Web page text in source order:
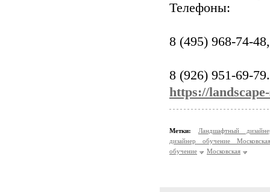
Телефоны:
8 (495) 968-74-48,
8 (926) 951-69-79.
https://
Метки:
Ландшафтный
дизайнер обучение
обучение
Московская